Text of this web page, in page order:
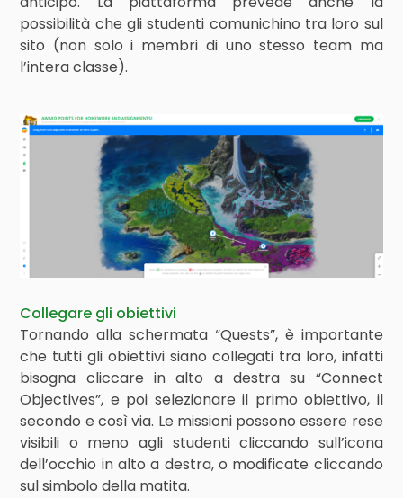
possibilità che gli studenti comunichino tra loro sul
sito (non solo i membri di uno stesso team ma
l’intera classe).
Collegare gli obiettivi
Tornando alla schermata “Quests”, è importante
che tutti gli obiettivi siano collegati tra loro, infatti
bisogna cliccare in alto a destra su “Connect
Objectives”, e poi selezionare il primo obiettivo, il
secondo e così via. Le missioni possono essere rese
visibili o meno agli studenti cliccando sull’icona
dell’occhio in alto a destra, o modificate cliccando
sul simbolo della matita.